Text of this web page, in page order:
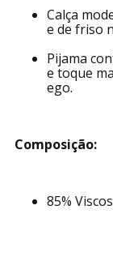
Calça
e de friso
Pijama
e toque
ego.
Composição:
85%